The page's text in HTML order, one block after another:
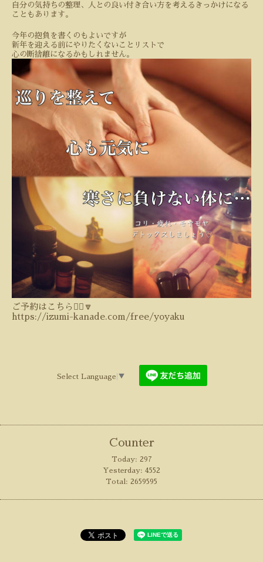
自分の気持ちの整理、人との良い付き合い方を考えるきっかけになる
こともあります。
今年の抱負を書くのもよいですが
新年を迎える前にやりたくないことリストで
心の断捨離になるかもしれません。
ご予約はこちら💁‍♀️🔽
https://izumi-kanade.com/free/yoyaku
Select Language ▼
Counter
Today: 297
Yesterday: 4552
Total: 2659595